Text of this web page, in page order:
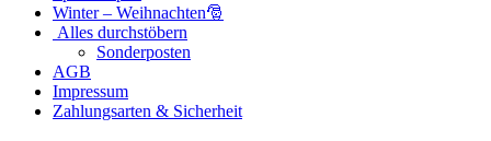
Winter – Weihnachten🎅
Alles durchstöbern
Sonderposten
AGB
Impressum
Zahlungsarten & Sicherheit